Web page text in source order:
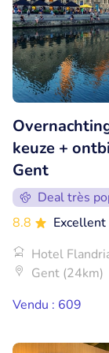
keuze +
Gent
Deal très
8.8
Excellent
Hotel
Gent (24km)
Vendu : 609